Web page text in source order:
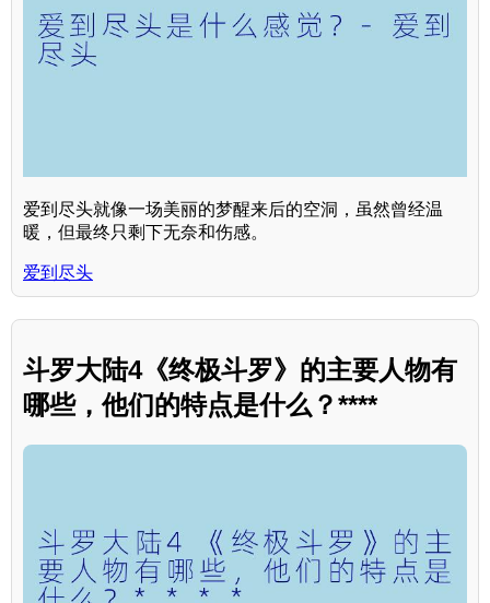
爱到尽头就像一场美丽的梦醒来后的空洞，虽然曾经温
暖，但最终只剩下无奈和伤感。
爱到尽头
斗罗大陆4《终极斗罗》的主要人物有
哪些，他们的特点是什么？****